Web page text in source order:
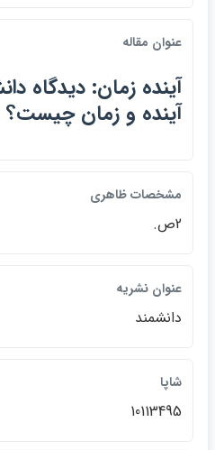
عنوان مقاله
آينده زمان: ديدگاه
آينده و زمان چيست؟
مشخصات ظاهري
2ص.
عنوان نشريه
دانشمند
شاپا
10113495